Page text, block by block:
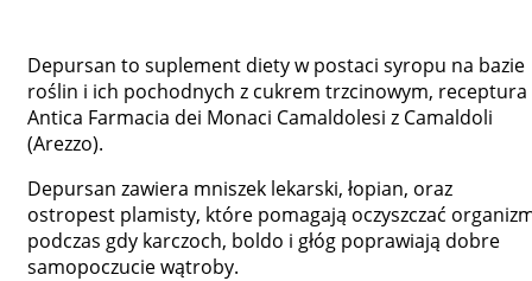
Depursan to suplement diety w postaci syropu na bazie
roślin i ich pochodnych z cukrem trzcinowym, receptura
Antica Farmacia dei Monaci Camaldolesi z Camaldoli
(Arezzo).
Depursan zawiera mniszek lekarski, łopian, oraz
ostropest plamisty, które pomagają oczyszczać
podczas gdy karczoch, boldo i głóg poprawiają dobre
samopoczucie wątroby.